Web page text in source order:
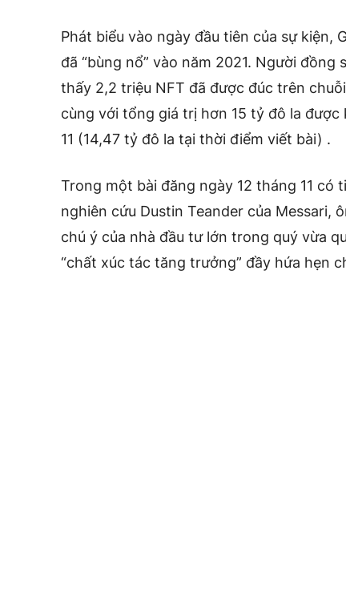
Phát biểu vào ngày đầu tiên của sự kiện,
đã “bùng nổ” vào năm 2021. Người
thấy 2,2 triệu NFT đã được đúc trên
cùng với tổng giá trị hơn 15 tỷ đô la
11 (14,47 tỷ đô la tại thời điểm viết bài) .
Trong một bài đăng ngày 12 tháng 11 có
nghiên cứu Dustin Teander của Messari,
chú ý của nhà đầu tư lớn trong quý vừa
“chất xúc tác tăng trưởng” đầy hứa hẹn